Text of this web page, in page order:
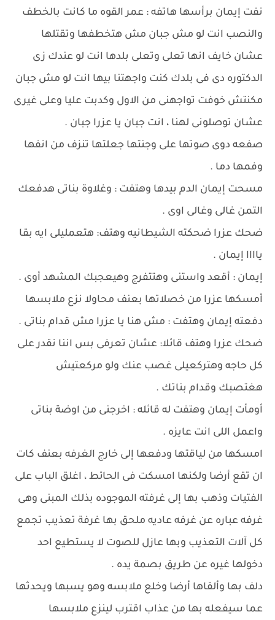
نفت إيمان برأسها هاتفه : عمر القوه ما كانت بالخطف
والنصب انت لو مش جبان مش هتخطفها وتقتلها
عشان خايف انها تعلى وتعلى بلدها انت لو عندك زى
الدكتوره دى فى بلدك كنت واجهتنا بيها انت لو مش جبان
مكنتش خوفت تواجهنى من الاول وكدبت عليا وعلى غيرى
عشان توصلونى لهنا ، انت جبان يا عزرا جبان .
صفعه دوى صوتها على وجنتها جعلتها تنزف من انفها
وفمها دما .
مسحت إيمان الدم بيدها وهتفت : وغلاوة بناتى هدفعك
التمن غالى وغالى اوى .
ضحك عزرا ضحكته الشيطانيه وهتف: هتعمليلى ايه بقا
ياااا إيمان .
إيمان : أقعد واستنى وهتتفرج وهيعجبك المشهد أوى .
أمسكها عزرا من خصلاتها بعنف محاولا نزع ملابسها
دفعته إيمان وهتفت : مش هنا يا عزرا مش قدام بناتى .
ضحك عزرا وهتف قائلا: عشان تعرفى بس اننا نقدر على
كل حاجه وهتركعيلى غصب عنك ولو مركعتيش
هغتصبك وقدام بناتك .
أومأت إيمان وهتفت له قائله : اخرجنى من اوضة بناتى
واعمل اللى انت عايزه .
امسكها من لياقتها ودفعها إلى خارج الغرفه بعنف كات
ان تقع أرضا ولكنها امسكت فى الحائط ، اغلق الباب على
الفتيات وذهب بها إلى غرفته الموجوده بذلك المبنى وهى
غرفه عباره عن غرفه عاديه ملحق بها غرفة تعذيب تجمع
كل آلات التعذيب وبها عازل للصوت لا يستطيع احد
دخولها غيره عن طريق بصمة يده .
دلف بها وألقاها أرضا وخلع ملابسه وهو يسبها ويحدثها
عما سيفعله بها من عذاب اقترب لينزع ملابسها